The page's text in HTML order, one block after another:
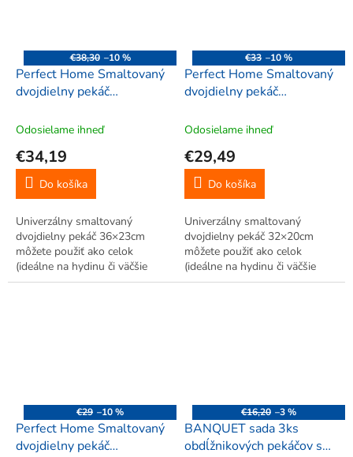
€38,30 –10 %
Perfect Home Smaltovaný
dvojdielny pekáč
Odosielame ihneď
€34,19
Do košíka
Univerzálny smaltovaný
dvojdielny pekáč 36×23cm
môžete použiť ako celok
(ideálne na hydinu či väčšie
kusy mäsa) alebo každý diel
€33 –10 %
Perfect Home Smaltovaný
dvojdielny pekáč
Odosielame ihneď
€29,49
Do košíka
Univerzálny smaltovaný
dvojdielny pekáč 32×20cm
môžete použiť ako celok
(ideálne na hydinu či väčšie
kusy mäsa) alebo každý diel
€29 –10 %
Perfect Home Smaltovaný
dvojdielny pekáč
€16,20 –3 %
BANQUET sada 3ks
obdĺžnikových pekáčov s